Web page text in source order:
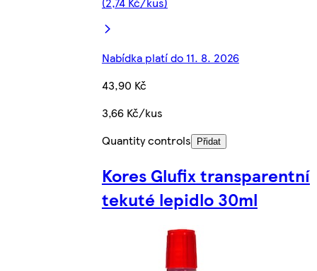
Nabídka platí do 11. 8. 2026
43,90 Kč
3,66 Kč/kus
Quantity controls
Přidat
Kores Glufix transparentní
tekuté lepidlo 30ml